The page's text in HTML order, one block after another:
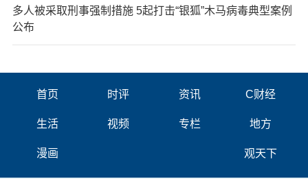
多人被采取刑事强制措施 5起打击“银狐”木马病毒典型案例
公布
首页 时评 资讯 C财经
生活 视频 专栏 地方
漫画 观天下